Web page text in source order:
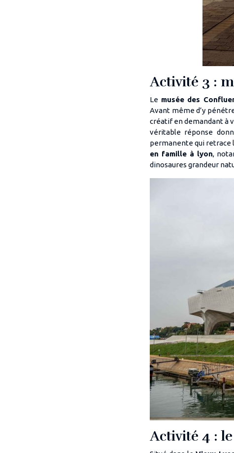
Activité 3 :
Le musée des
Avant même d’y
créatif en demandant à
véritable réponse
permanente qui retrace
en famille à lyon,
dinosaures grandeur
Activité 4 :